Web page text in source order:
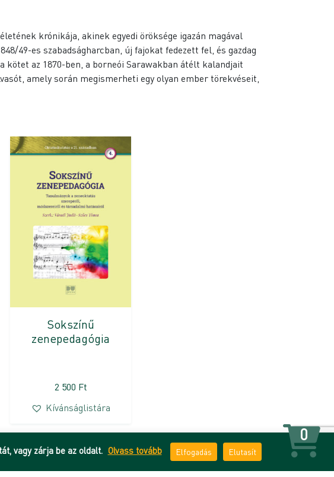
krónikája, akinek egyedi öröksége igazán magával
49-es szabadságharcban, új fajokat fedezett fel, és gazdag
az 1870-ben, a borneói Sarawakban átélt kalandjait
amely során megismerheti egy olyan ember törekvéseit,
Sokszínű
zenepedagógia
2 500 Ft
Kívánságlistára
vagy zárja be az oldalt. Olvass tovább Elfogadás Elutasít
0